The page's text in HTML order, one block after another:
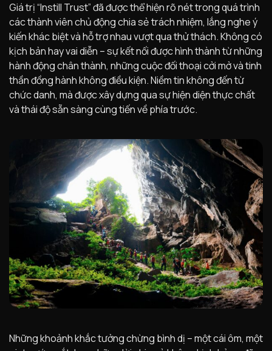
Giá trị “Instill Trust” đã được thể hiện rõ nét trong quá trình
các thành viên chủ động chia sẻ trách nhiệm, lắng nghe ý
kiến khác biệt và hỗ trợ nhau vượt qua thử thách. Không có
kịch bản hay vai diễn – sự kết nối được hình thành từ những
hành động chân thành, những cuộc đối thoại cởi mở và tinh
thần đồng hành không điều kiện. Niềm tin không đến từ
chức danh, mà được xây dựng qua sự hiện diện thực chất
và thái độ sẵn sàng cùng tiến về phía trước.
Những khoảnh khắc tưởng chừng bình dị – một cái ôm, một